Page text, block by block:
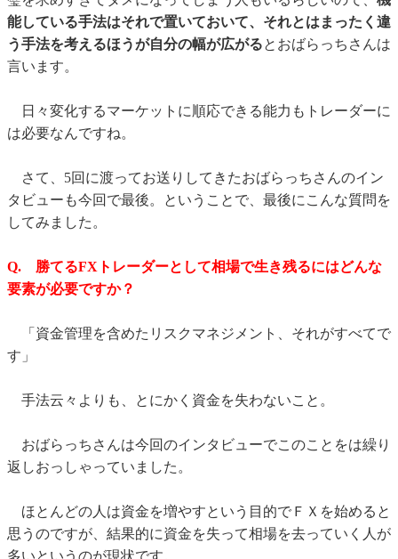
能している手法はそれで置いておいて、それとはまったく違
う手法を考えるほうが自分の幅が広がるとおばらっちさんは
言います。
日々変化するマーケットに順応できる能力もトレーダーに
は必要なんですね。
さて、5回に渡ってお送りしてきたおばらっちさんのイン
タビューも今回で最後。ということで、最後にこんな質問を
してみました。
Q. 勝てるFXトレーダーとして相場で生き残るにはどんな
要素が必要ですか？
「資金管理を含めたリスクマネジメント、それがすべてで
す」
手法云々よりも、とにかく資金を失わないこと。
おばらっちさんは今回のインタビューでこのことをは繰り
返しおっしゃっていました。
ほとんどの人は資金を増やすという目的でＦＸを始めると
思うのですが、結果的に資金を失って相場を去っていく人が
多いというのが現状です。